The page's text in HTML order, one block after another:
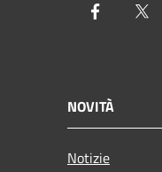
Facebook
NOVITÀ
Notizie